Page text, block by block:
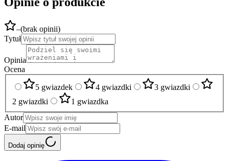
–(brak opinii)
Tytuł
Opinia
Ocena
5 gwiazdek 4 gwiazdki
3 gwiazdki
2 gwiazdki
1 gwiazdka
Autor
E-mail
Dodaj opinię